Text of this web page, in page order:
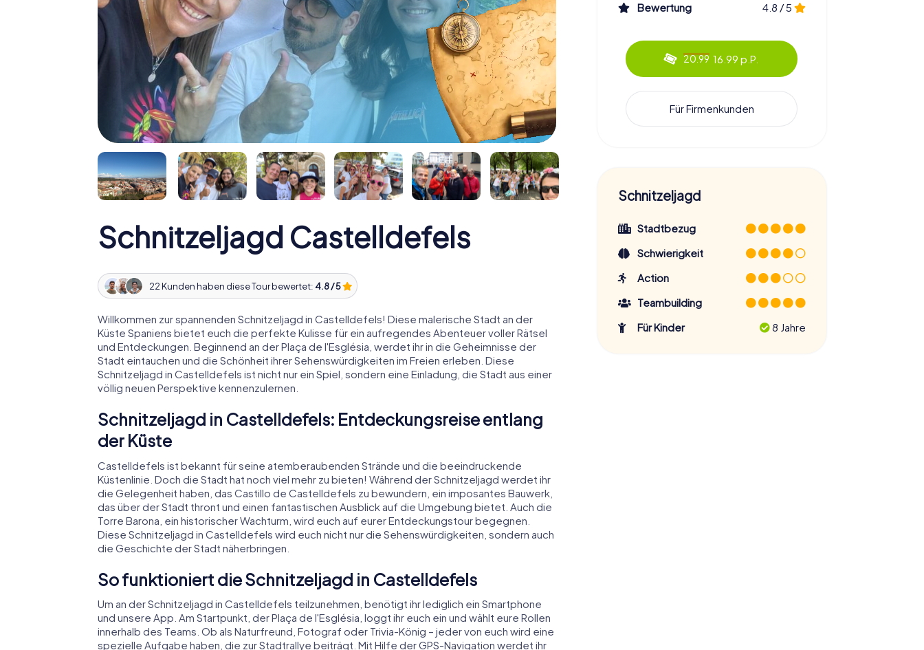
Schnitzeljagd Castelldefels
22 Kunden haben diese Tour bewertet: 4.8 / 5
Willkommen zur spannenden Schnitzeljagd in Castelldefels! Diese malerische Stadt an der
Küste Spaniens bietet euch die perfekte Kulisse für ein aufregendes Abenteuer voller Rätsel
und Entdeckungen. Beginnend an der Plaça de l'Església, werdet ihr in die Geheimnisse der
Stadt eintauchen und die Schönheit ihrer Sehenswürdigkeiten im Freien erleben. Diese
Schnitzeljagd in Castelldefels ist nicht nur ein Spiel, sondern eine Einladung, die Stadt aus einer
völlig neuen Perspektive kennenzulernen.
Schnitzeljagd in Castelldefels: Entdeckungsreise entlang
der Küste
Castelldefels ist bekannt für seine atemberaubenden Strände und die beeindruckende
Küstenlinie. Doch die Stadt hat noch viel mehr zu bieten! Während der Schnitzeljagd werdet ihr
die Gelegenheit haben, das Castillo de Castelldefels zu bewundern, ein imposantes Bauwerk,
das über der Stadt thront und einen fantastischen Ausblick auf die Umgebung bietet. Auch die
Torre Barona, ein historischer Wachturm, wird euch auf eurer Entdeckungstour begegnen.
Diese Schnitzeljagd in Castelldefels wird euch nicht nur die Sehenswürdigkeiten, sondern auch
die Geschichte der Stadt näherbringen.
So funktioniert die Schnitzeljagd in Castelldefels
Um an der Schnitzeljagd in Castelldefels teilzunehmen, benötigt ihr lediglich ein Smartphone
und unsere App. Am Startpunkt, der Plaça de l'Església, loggt ihr euch ein und wählt eure Rollen
innerhalb des Teams. Ob als Naturfreund, Fotograf oder Trivia-König – jeder von euch wird eine
spezielle Aufgabe haben, die zur Stadtrallye beiträgt. Mit Hilfe der GPS-Navigation werdet ihr
Bewertung
4.8 / 5
20.99 16.99 p.P.
Für Firmenkunden
Schnitzeljagd
Stadtbezug
Schwierigkeit
Action
Teambuilding
Für Kinder
8 Jahre